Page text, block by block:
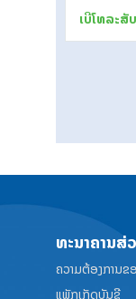
ທະນາຄານ
ຄວາມຕ້ອງການຂ
ແພັກເກັດບັນຊີ